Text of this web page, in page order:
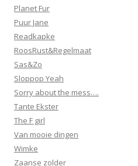
Planet Fur
Puur Jane
Readkapke
RoosRust&Regelmaat
Sas&Zo
Sloppop Yeah
Sorry about the mess….
Tante Ekster
The F girl
Van mooie dingen
Wimke
Zaanse zolder